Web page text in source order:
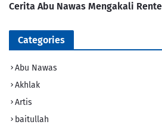
Cerita Abu Nawas Mengakali
Categories
Abu Nawas
Akhlak
Artis
baitullah